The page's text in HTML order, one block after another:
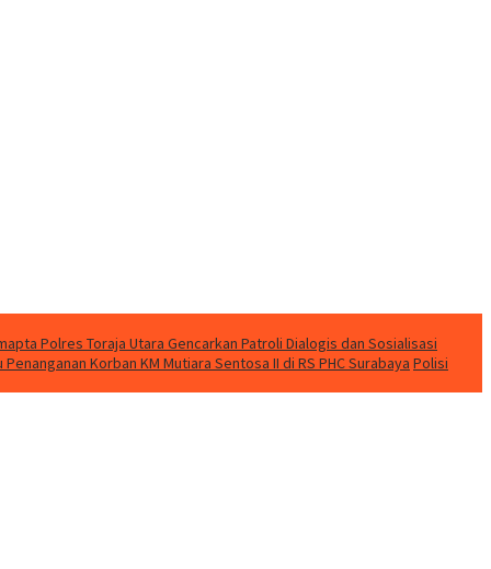
Polres Toraja Utara Gencarkan Patroli Dialogis dan Sosialisasi
Korban KM Mutiara Sentosa II di RS PHC Surabaya Polisi